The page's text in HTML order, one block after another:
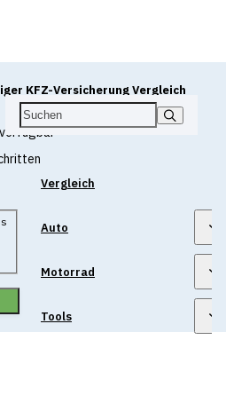
Vergleich
Auto
Motorrad
Tools
KFZ-Versicherung Vergleich